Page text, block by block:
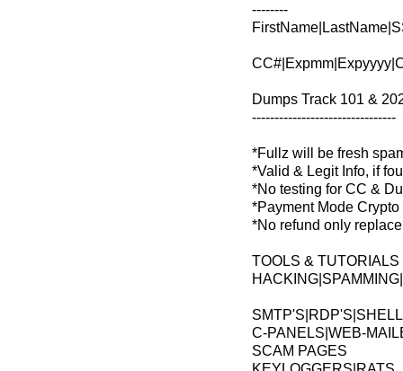
--------
Dumps Track 101 &
--------------------------------
*Fullz will be fresh
*Valid & Legit Info, if
*No testing for CC &
*Payment Mode
*No refund only
TOOLS & TUTORIALS
C-PANELS|WEB-
SCAM PAGES